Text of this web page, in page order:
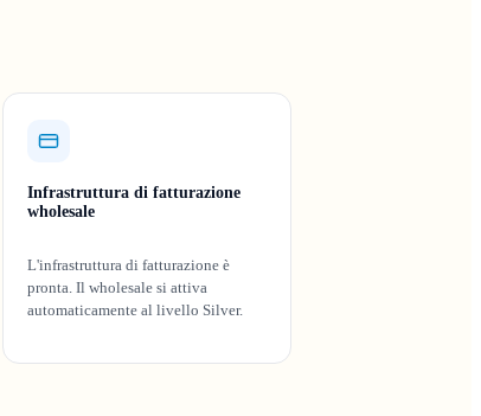
Infrastruttura di fatturazione
wholesale
L'infrastruttura di fatturazione è
pronta. Il wholesale si attiva
automaticamente al livello Silver.